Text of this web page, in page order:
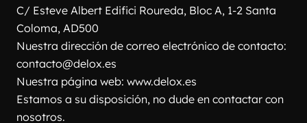
C/ Esteve Albert Edifici Roureda, Bloc A, 1-2 Santa
Coloma, AD500
Nuestra dirección de correo electrónico de contacto:
contacto@delox.es
Nuestra página web: www.delox.es
Estamos a su disposición, no dude en contactar con
nosotros.